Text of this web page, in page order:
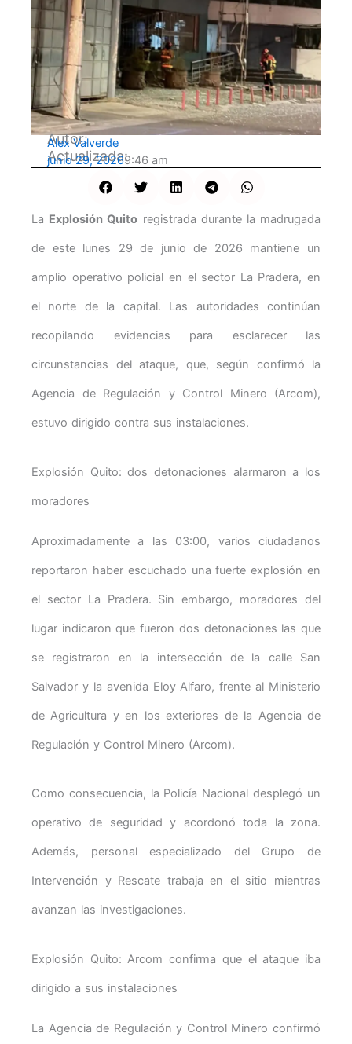
Autor:
Alex Valverde
Actualizada:
junio 29, 20269:46 am
La Explosión Quito registrada durante la madrugada
de este lunes 29 de junio de 2026 mantiene un
amplio operativo policial en el sector La Pradera, en
el norte de la capital. Las autoridades continúan
recopilando evidencias para esclarecer las
circunstancias del ataque, que, según confirmó la
Agencia de Regulación y Control Minero (Arcom),
estuvo dirigido contra sus instalaciones.
Explosión Quito: dos detonaciones alarmaron a los
moradores
Aproximadamente a las 03:00, varios ciudadanos
reportaron haber escuchado una fuerte explosión en
el sector La Pradera. Sin embargo, moradores del
lugar indicaron que fueron dos detonaciones las que
se registraron en la intersección de la calle San
Salvador y la avenida Eloy Alfaro, frente al Ministerio
de Agricultura y en los exteriores de la Agencia de
Regulación y Control Minero (Arcom).
Como consecuencia, la Policía Nacional desplegó un
operativo de seguridad y acordonó toda la zona.
Además, personal especializado del Grupo de
Intervención y Rescate trabaja en el sitio mientras
avanzan las investigaciones.
Explosión Quito: Arcom confirma que el ataque iba
dirigido a sus instalaciones
La Agencia de Regulación y Control Minero confirmó